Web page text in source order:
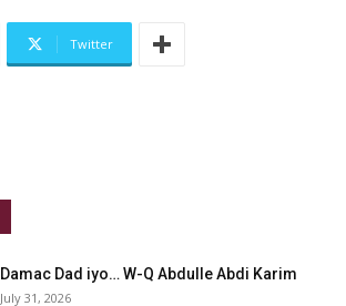
Twitter
Damac Dad iyo… W-Q Abdulle Abdi Karim
July 31, 2026